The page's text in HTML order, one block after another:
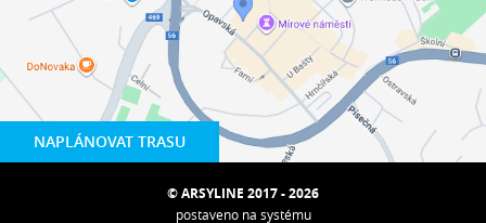
NAPLÁNOVAT TRASU
© ARSYLINE 2017 - 2026
postaveno na systému